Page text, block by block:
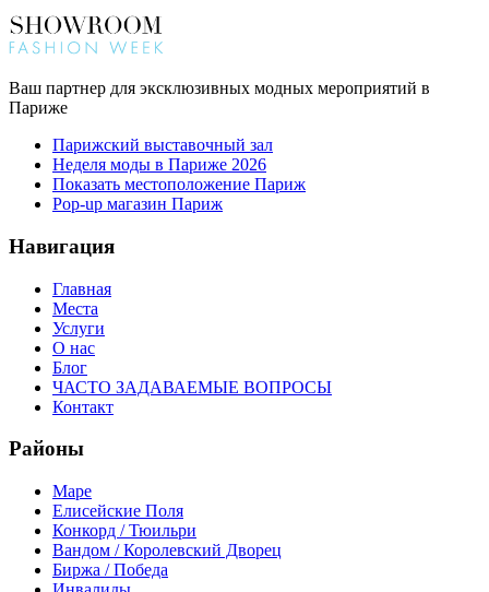
Ваш партнер для эксклюзивных модных мероприятий в
Париже
Парижский выставочный зал
Неделя моды в Париже 2026
Показать местоположение Париж
Pop-up магазин Париж
Навигация
Главная
Места
Услуги
О нас
Блог
ЧАСТО ЗАДАВАЕМЫЕ ВОПРОСЫ
Контакт
Районы
Маре
Елисейские Поля
Конкорд / Тюильри
Вандом / Королевский Дворец
Биржа / Победа